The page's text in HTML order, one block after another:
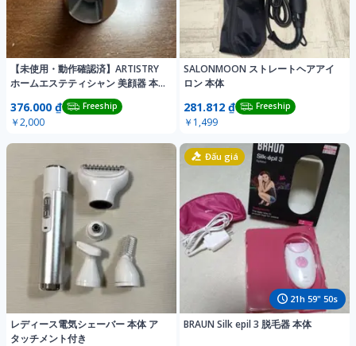
【未使用・動作確認済】ARTISTRY
ホームエステティシャン 美顔器 本
376.000 ₫ Freeship
￥2,000
SALONMOON ストレートヘアアイ
ロン 本体
281.812 ₫ Freeship
￥1,499
レディース電気シェーバー 本体 ア
タッチメント付き
21h 59" 47s
Đấu giá
BRAUN Silk epil 3 脱毛器 本体